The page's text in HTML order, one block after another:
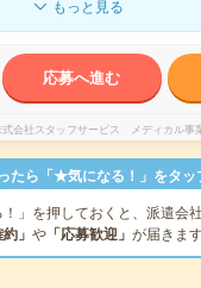
もっと見る
応募へ進む
式会社スタッフサービス メディカル事
たら「★気になる！」をタッ
！」を押しておくと、派遣会
」 や 「応募歓迎」 が届きま